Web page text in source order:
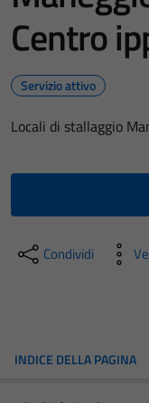
Centro
Servizio attivo
Locali di stallaggio
Condividi
INDICE DELLA PAGINA